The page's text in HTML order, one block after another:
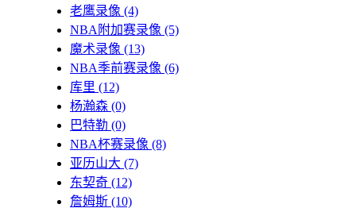
老鹰录像 (4)
NBA附加赛录像 (5)
魔术录像 (13)
NBA季前赛录像 (6)
库里 (12)
杨瀚森 (0)
巴特勒 (0)
NBA杯赛录像 (8)
亚历山大 (7)
东契奇 (12)
詹姆斯 (10)